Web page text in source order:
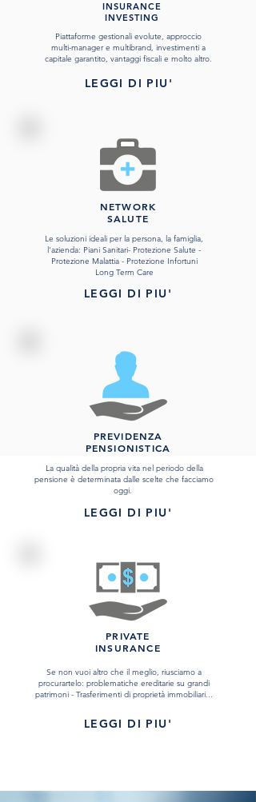
INSURANCE
INVESTING
Piattaforme gestionali evolute, approccio
multi-manager e multibrand, investimenti a
capitale garantito, vantaggi fiscali e molto altro.
LEGGI DI PIU'
NETWORK
SALUTE
Le soluzioni ideali per la persona, la famiglia,
l'azienda: Piani Sanitari- Protezione Salute -
Protezione Malattia - Protezione Infortuni
Long Term Care
LEGGI DI PIU'
PREVIDENZA
PENSIONISTICA
La qualità della propria vita nel periodo della
pensione è determinata dalle scelte che facciamo
oggi.
LEGGI DI PIU'
PRIVATE
INSURANCE
Se non vuoi altro che il meglio, riusciamo a
procurartelo: problematiche ereditarie su grandi
patrimoni - Trasferimenti di proprietà immobiliari...
LEGGI DI PIU'